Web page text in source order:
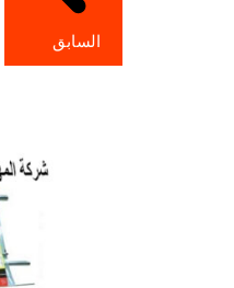
السابق